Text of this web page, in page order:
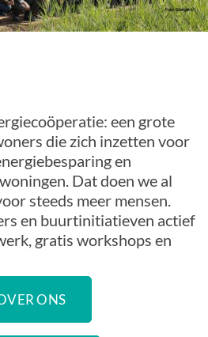
een grote
die zich inzetten voor
en
Dat doen we al
steeds meer mensen.
en buurtinitiatieven actief
gratis workshops en
ONS